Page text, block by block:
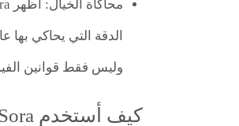
الدقة التي يحاكي بها
وليس فقط قوانين
كيف أستخدم Sora؟ دليلك للوصول إلى الأداة